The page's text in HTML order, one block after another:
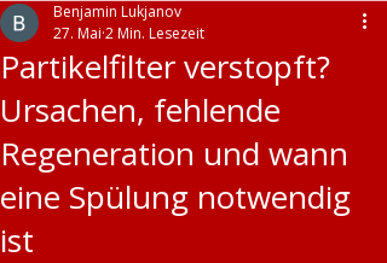
Partikelfilter verstopft?
Ursachen, fehlende
Regeneration und wann
eine Spülung notwendig
ist
Benjamin Lukjanov
27. Mai 2 Min. Lesezeit